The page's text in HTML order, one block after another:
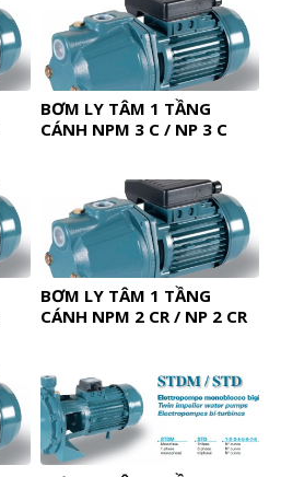
BƠM LY TÂM 1 TẦNG
CÁNH NPM 3 C / NP 3 C
BƠM LY TÂM 1 TẦNG
CÁNH NPM 2 CR / NP 2 CR